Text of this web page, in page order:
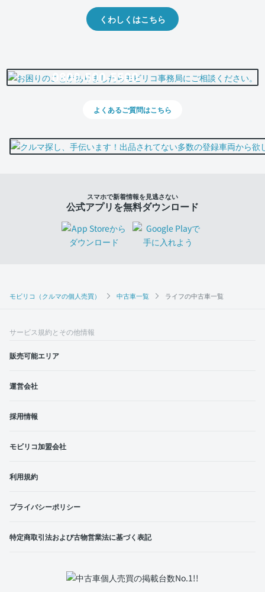
モビリコ（クルマの個人売買） 中古車一覧 ライフの中古車一覧
くわしくはこちら
0800-500-5500
よくあるご質問はこちら
スマホで新着情報を見逃さない
公式アプリを無料ダウンロード
サービス規約とその他情報
販売可能エリア
運営会社
採用情報
モビリコ加盟会社
利用規約
プライバシーポリシー
特定商取引法および古物営業法に基づく表記